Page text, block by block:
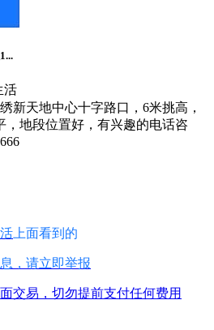
活
新天地中心十字路口，6米挑高，
，地段位置好，有兴趣的电话咨
上面看到的
，请立即举报
交易，切勿提前支付任何费用